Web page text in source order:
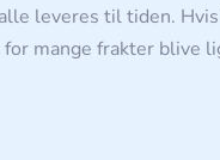
leveres til tiden.
mange frakter blive